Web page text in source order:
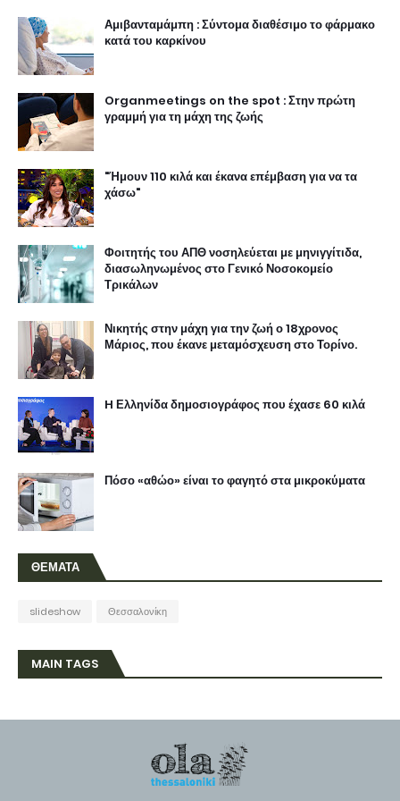
Αμιβανταμάμπη : Σύντομα διαθέσιμο το φάρμακο
κατά του καρκίνου
Organmeetings on the spot : Στην πρώτη
γραμμή για τη μάχη της ζωής
"Ήμουν 110 κιλά και έκανα επέμβαση για να τα
χάσω"
Φοιτητής του ΑΠΘ νοσηλεύεται με μηνιγγίτιδα,
διασωληνωμένος στο Γενικό Νοσοκομείο
Τρικάλων
Νικητής στην μάχη για την ζωή ο 18χρονος
Μάριος, που έκανε μεταμόσχευση στο Τορίνο.
H Ελληνίδα δημοσιογράφος που έχασε 60 κιλά
Πόσο «αθώο» είναι το φαγητό στα μικροκύματα
ΘΕΜΑΤΑ
slideshow Θεσσαλονίκη
MAIN TAGS